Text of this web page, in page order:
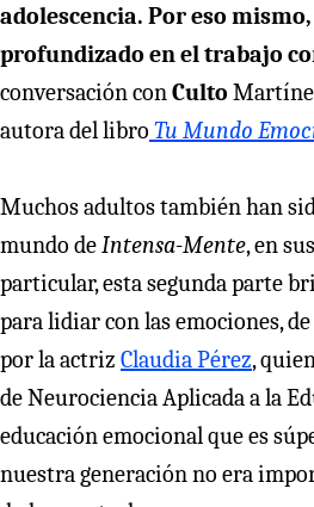
adolescencia. Por eso
profundizado en el trabajo
conversación conCulto
autora del libro Tu Mundo
Muchos adultos también han
mundo deIntensa-Mente, en
particular, esta segunda parte
para lidiar con las emociones,
por la actriz Claudia Pérez,
de Neurociencia Aplicada a la
educación emocional que es
nuestra generación no era